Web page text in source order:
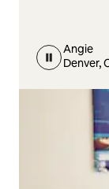
Angie
Denver,